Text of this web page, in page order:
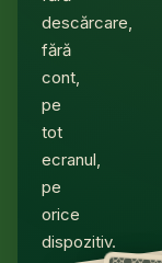
descărcare,
fără
cont,
pe
tot
ecranul,
pe
orice
dispozitiv.